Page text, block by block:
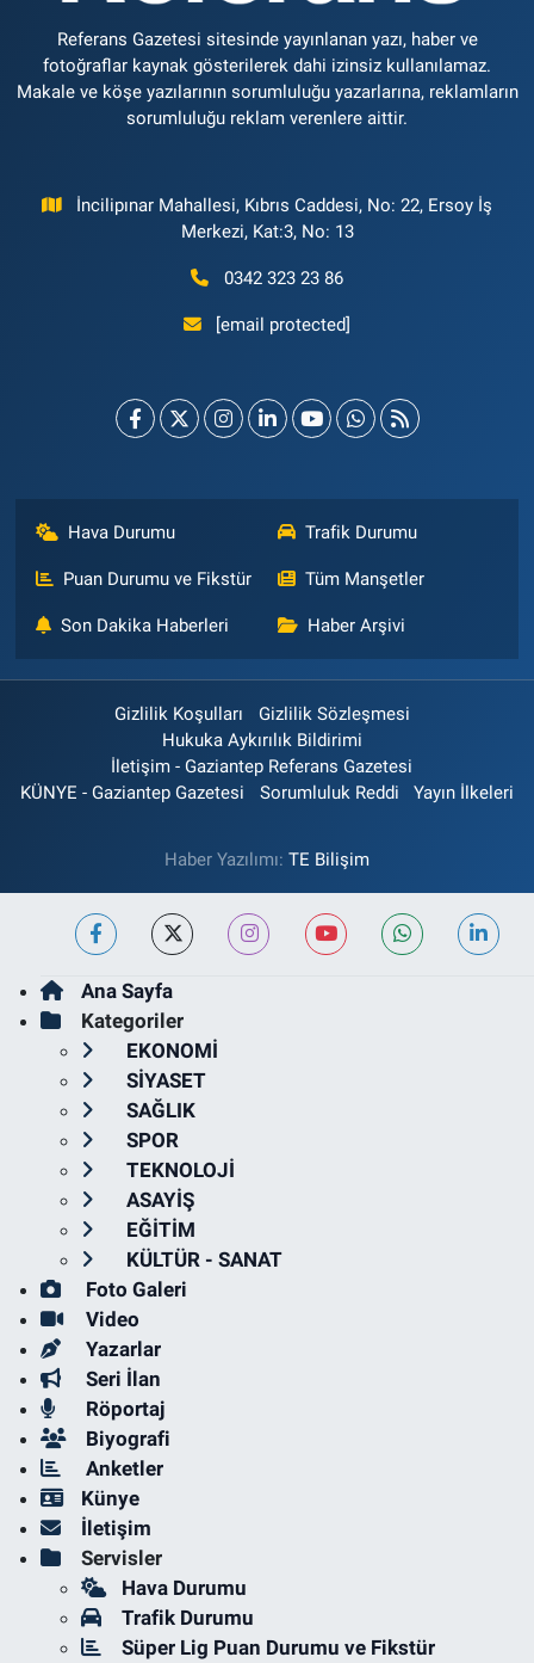
Referans Gazetesi sitesinde yayınlanan yazı, haber ve
fotoğraflar kaynak gösterilerek dahi izinsiz kullanılamaz.
Makale ve köşe yazılarının sorumluluğu yazarlarına, reklamların
sorumluluğu reklam verenlere aittir.
İncilipınar Mahallesi, Kıbrıs Caddesi, No: 22, Ersoy İş
Merkezi, Kat:3, No: 13
0342 323 23 86
[email protected]
Hava Durumu Trafik Durumu
Puan Durumu ve Fikstür Tüm Manşetler
Son Dakika Haberleri Haber Arşivi
Gizlilik Koşulları
Gizlilik Sözleşmesi
Hukuka Aykırılık Bildirimi
İletişim - Gaziantep Referans Gazetesi
KÜNYE - Gaziantep Gazetesi
Sorumluluk Reddi Yayın İlkeleri
Haber Yazılımı: TE Bilişim
Ana Sayfa
Kategoriler
EKONOMİ
SİYASET
SAĞLIK
SPOR
TEKNOLOJİ
ASAYİŞ
EĞİTİM
KÜLTÜR - SANAT
Foto Galeri
Video
Yazarlar
Seri İlan
Röportaj
Biyografi
Anketler
Künye
İletişim
Servisler
Hava Durumu
Trafik Durumu
Süper Lig Puan Durumu ve Fikstür